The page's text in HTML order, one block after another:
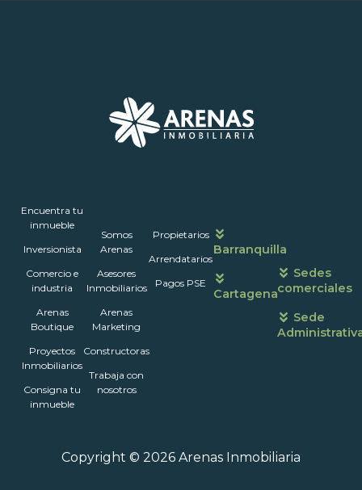
Encuentra tu
inmueble
Inversionista
Comercio e
industria
Arenas
Boutique
Proyectos
Inmobiliarios
Consigna tu
inmueble
Somos
Arenas
Asesores
Inmobiliarios
Arenas
Marketing
Constructoras
Trabaja con
nosotros
Propietarios
Arrendatarios
Pagos PSE
Barranquilla
Cartagena
atención
Sedes
comerciales
Sede
Copyright © 2026 Arenas Inmobiliaria